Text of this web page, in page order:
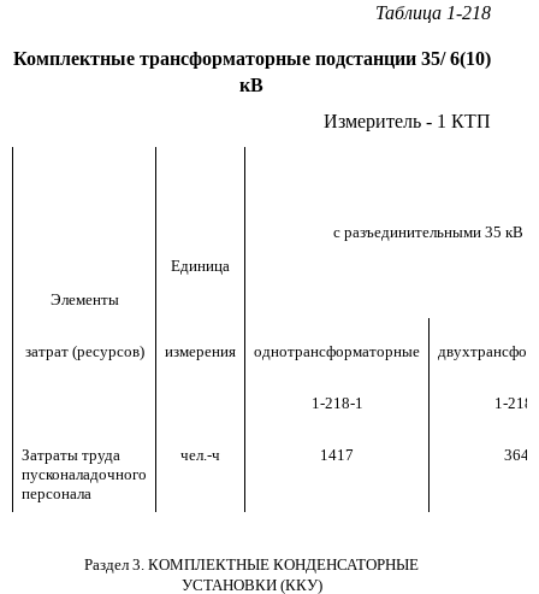
Таблица 1-218
Комплектные трансформаторные подстанции 35/6(10)
кВ
Измеритель - 1 КТП
Элементы
Единица
с разъединительными 35 кВ
затрат (ресурсов) измерения однотрансформаторные
1-218-1 1-
Затраты труда
пусконаладочного
персонала
чел.-ч 1417 3649
Раздел 3. КОМПЛЕКТНЫЕ КОНДЕНСАТОРНЫЕ
УСТАНОВКИ (ККУ)